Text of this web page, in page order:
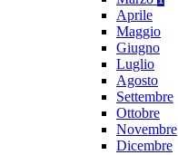
Aprile
Maggio
Giugno
Luglio
Agosto
Settembre
Ottobre
Novembre
Dicembre